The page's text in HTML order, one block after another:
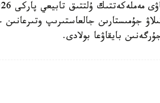
جۇمىستارىن جالعاستىرىپ
بايقاۋعا بولادى.